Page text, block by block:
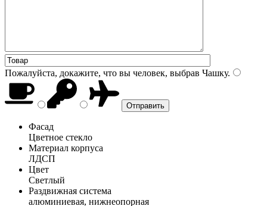
Пожалуйста, докажите, что вы человек, выбрав Чашку.
Фасад
Цветное стекло
Материал корпуса
ЛДСП
Цвет
Светлый
Раздвижная система
алюминиевая, нижнеопорная